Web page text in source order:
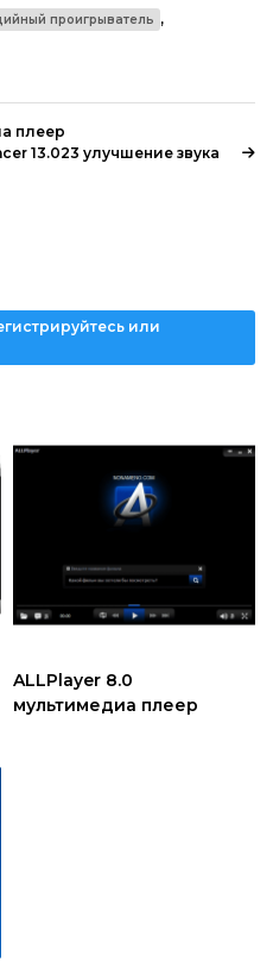
проигрыватель ,
плеер
13.023 улучшение звука
или
ALLPlayer 8.0
мультимедиа плеер